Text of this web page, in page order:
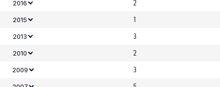
2016 2
2015 1
2013 3
2010 2
2009 3